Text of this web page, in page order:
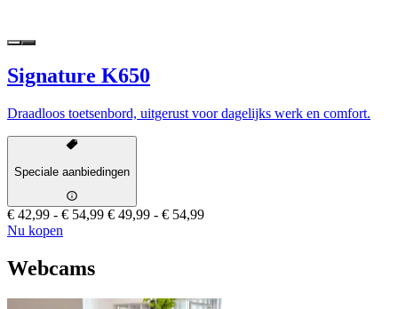
Signature K650
Draadloos toetsenbord, uitgerust voor dagelijks werk en comfort.
Speciale aanbiedingen
€ 42,99 - € 54,99 € 49,99 - € 54,99
Nu kopen
Webcams